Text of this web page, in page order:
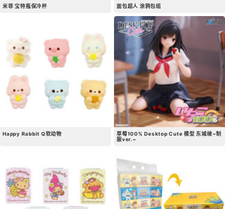
米菲 宝特瓶保冷杯 面包超人 涂鸦包组
Happy Rabbit Q软动物
草莓100% Desktop Cute 模型 东城绫~制
服ver.~